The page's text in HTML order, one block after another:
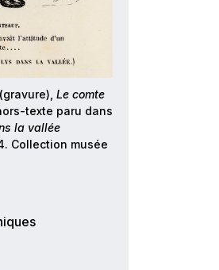
Le comte
texte paru dans
la vallée
Collection musée